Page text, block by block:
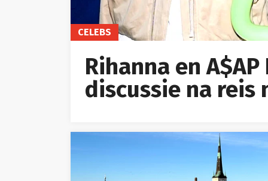
CELEBS
Rihanna en
discussie na reis